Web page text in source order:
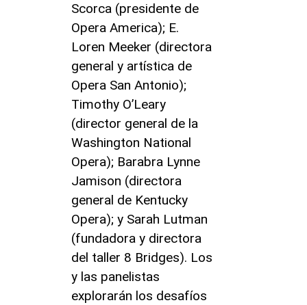
Scorca (presidente de
Opera America); E.
Loren Meeker (directora
general y artística de
Opera San Antonio);
Timothy O’Leary
(director general de la
Washington National
Opera); Barabra Lynne
Jamison (directora
general de Kentucky
Opera); y Sarah Lutman
(fundadora y directora
del taller 8 Bridges). Los
y las panelistas
explorarán los desafíos